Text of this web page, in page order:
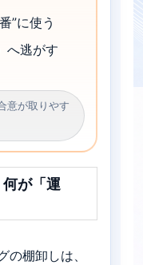
”に使う
へ逃がす
意が取りやす
が「運
棚卸しは、